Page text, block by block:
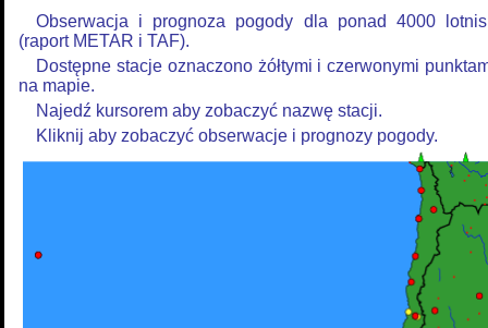
Obserwacja i prognoza pogody dla ponad 4000
(raport METAR i TAF).
Dostępne stacje oznaczono żółtymi i czerwonymi
na mapie.
Najedź kursorem aby zobaczyć nazwę stacji.
Kliknij aby zobaczyć obserwacje i prognozy pogody.